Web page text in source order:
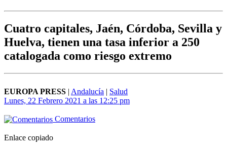
Cuatro capitales, Jaén, Córdoba, Sevilla y
Huelva, tienen una tasa inferior a 250
catalogada como riesgo extremo
EUROPA PRESS | Andalucía | Salud
Lunes, 22 Febrero 2021 a las 12:25 pm
Comentarios
Enlace copiado